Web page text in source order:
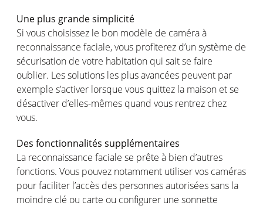
Une plus grandesimplicité
Si vous choisissez le bon modèle de caméraà
reconnaissance faciale,vous profiterez d’unsystème de
sécurisation de votre habitation qui saitse faire
oublier. Les solutions les plusavancées peuvent par
exemple s’activer lorsque vous quittez la maison et se
désactiver d’elles-mêmes quand vous rentrez chez
vous.
Des fonctionnalités supplémentaires
La reconnaissance faciale se prête à bien d’autres
fonctions. Vous pouvez notamment utiliservos caméras
pourfaciliter l’accès des personnesautoriséessans la
moindre clé ou carte ou configurer une sonnette